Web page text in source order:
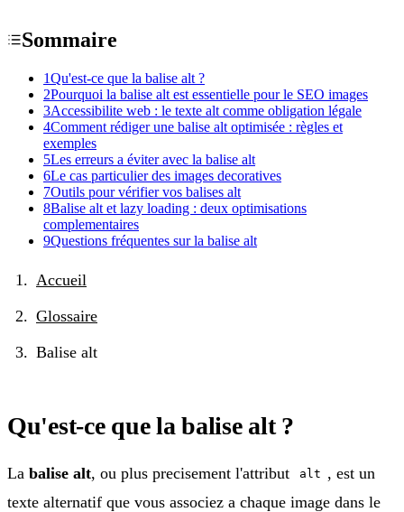
Sommaire
1Qu'est-ce que la balise alt ?
2Pourquoi la balise alt est essentielle pour le SEO images
3Accessibilite web : le texte alt comme obligation légale
4Comment rédiger une balise alt optimisée : règles et
exemples
5Les erreurs a éviter avec la balise alt
6Le cas particulier des images decoratives
7Outils pour vérifier vos balises alt
8Balise alt et lazy loading : deux optimisations
complementaires
9Questions fréquentes sur la balise alt
Accueil
Glossaire
Balise alt
Qu'est-ce que la balise alt ?
La balise alt, ou plus precisement l'attribut alt , est un
texte alternatif que vous associez a chaque image dans le